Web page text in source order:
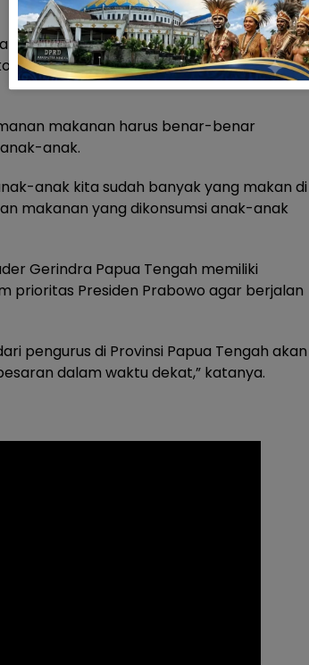
karena makanan dari program MBG
negeri maupun swasta di Papua
makanan harus benar-benar
anak.
anak kita sudah banyak yang makan di
makanan yang dikonsumsi anak-anak
Gerindra Papua Tengah memiliki
prioritas Presiden Prabowo agar berjalan
pengurus di Provinsi Papua Tengah akan
dalam waktu dekat,” katanya.